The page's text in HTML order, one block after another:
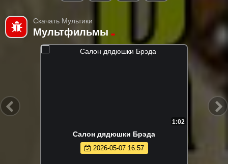
Скачать Мультики
Мультфильмы
1:02
Салон дядюшки Брэда
2026-05-07 16:57